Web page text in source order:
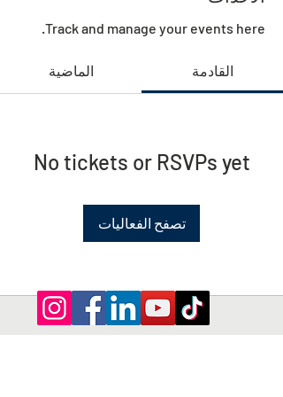
Track and manage your events here.
القادمة الماضية
No tickets or RSVPs yet
تصفح الفعاليات